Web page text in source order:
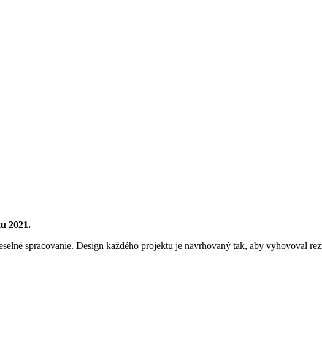
2021.
spracovanie. Design každého projektu je navrhovaný tak, aby vyhovoval